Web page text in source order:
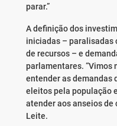
parar.”
A definição dos
iniciadas – paralisadas
de recursos – e
parlamentares. “Vimos
entender as demandas
eleitos pela população
atender aos anseios de
Leite.